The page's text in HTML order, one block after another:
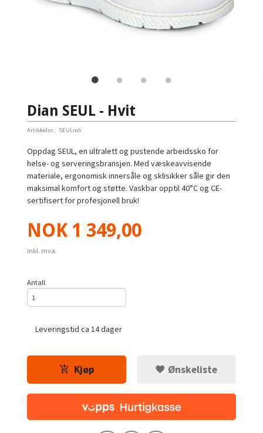
Dian SEUL - Hvit
Artikkelnr.: SEULmh
Oppdag SEUL, en ultralett og pustende arbeidssko for
helse- og serveringsbransjen. Med væskeavvisende
materiale, ergonomisk innersåle og sklisikker såle gir den
maksimal komfort og støtte. Vaskbar opptil 40°C og CE-
sertifisert for profesjonell bruk!
Pris
NOK 1 349,00
inkl. mva.
Antall
Leveringstid ca 14 dager
Kjøp Ønskeliste